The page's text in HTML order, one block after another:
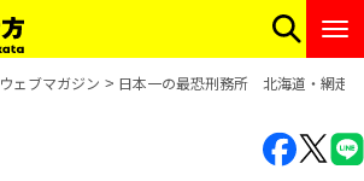
ウェブマガジン 日本一の最恐刑務所 北海道・網走